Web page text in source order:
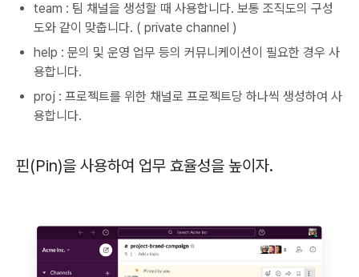
team : 팀 채널을 생성할 때 사용합니다. 보통 조직도의 구성
도와 같이 맞춥니다. ( private channel )
help : 문의 및 운영 업무 등의 커뮤니케이션이 필요한 경우 사
용합니다.
proj : 프로젝트를 위한 채널로 프로젝트당 하나씩 생성하여 사
용합니다.
핀(Pin)을 사용하여 업무 효율성을 높이자.